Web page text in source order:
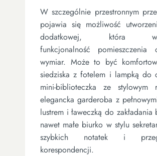
W szczególnie przestronnym
pojawia się możliwość
dodatkowej, która
funkcjonalność
wymiar. Może to być
siedziska z fotelem i lampką do
mini-biblioteczka ze stylowym
elegancka garderoba z
lustrem i ławeczką do zakładania
nawet małe biurko w stylu
szybkich notatek i
korespondencji.